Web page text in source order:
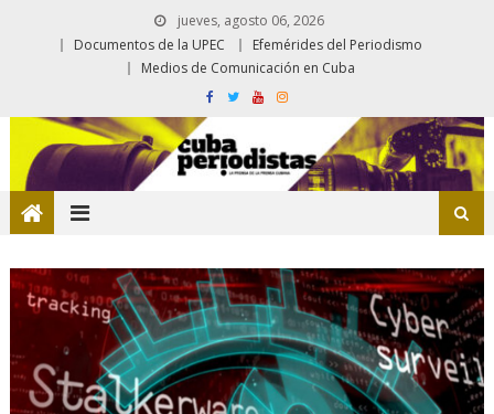
jueves, agosto 06, 2026
Documentos de la UPEC
Efemérides del Periodismo
Medios de Comunicación en Cuba